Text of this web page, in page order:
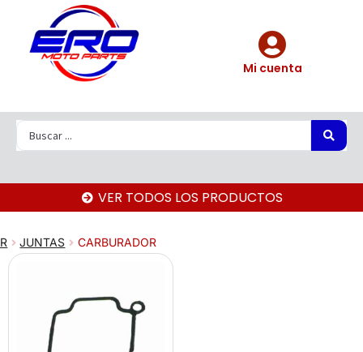
Mi cuenta
VER TODOS LOS PRODUCTOS
JUNTAS CARBURADOR